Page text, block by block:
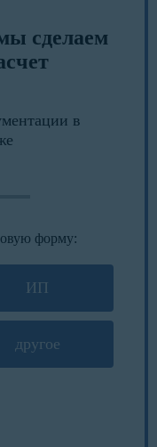
сделаем
в
форму:
ИП
другое